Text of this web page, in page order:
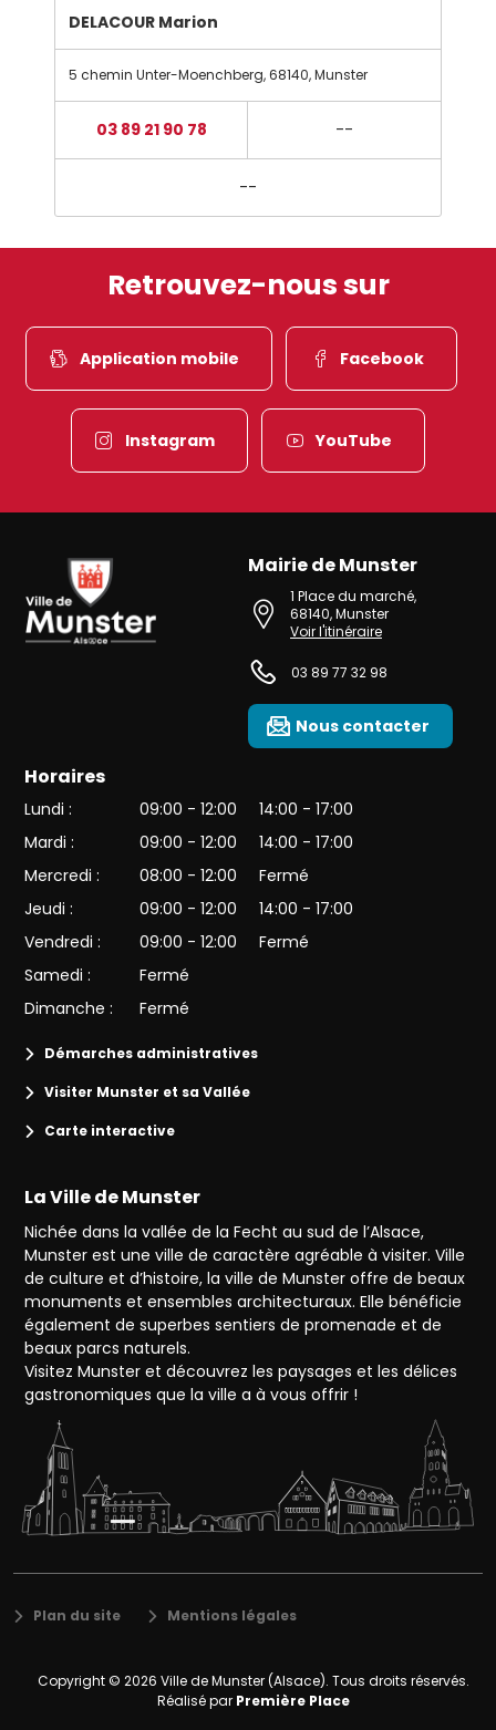
DELACOUR Marion
5 chemin Unter-Moenchberg,68140,Munster
03 89 21 90 78 --
--
Retrouvez-nous sur
Application mobile Facebook
Instagram YouTube
Ville de Munster (Alsace) Située au cœur de l’Alsace et de l’une
Mairie de Munster
1 Place du marché,
68140,Munster
Voir l'itinéraire
03 89 77 32 98
Nous contacter
Horaires
Lundi : 09:00 - 12:00
14:00 - 17:00
Mardi :
09:00 - 12:00
14:00 - 17:00
Mercredi :
08:00 - 12:00
Fermé
Jeudi :
09:00 - 12:00
14:00 - 17:00
Vendredi :
09:00 - 12:00
Fermé
Samedi :
Fermé
Dimanche :
Fermé
Démarches administratives
Visiter Munster et sa Vallée
Carte interactive
La Ville de Munster
Nichée dans la vallée de la Fecht au sud de l’Alsace,
Munster est une ville de caractère agréable à visiter. Ville
de culture et d’histoire, la ville de Munster offre de beaux
monuments et ensembles architecturaux. Elle bénéficie
également de superbes sentiers de promenade et de
beaux parcs naturels.
Visitez Munster et découvrez les paysages et les délices
gastronomiques que la ville a à vous offrir !
Plan du site Mentions légales
Copyright © 2026 Ville de Munster (Alsace). Tous droits réservés.
Réalisé par Première Place